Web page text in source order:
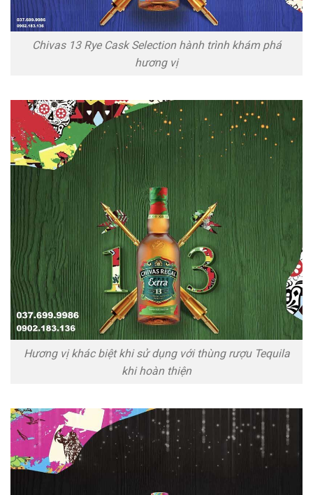
Chivas 13 Rye Cask Selection hành trình khám phá
hương vị
Hương vị khác biệt khi sử dụng với thùng rượu Tequila
khi hoàn thiện